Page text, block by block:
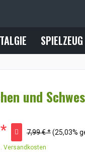
SPIELZEUG
und
7,99 € * (25,03%
Versandkosten